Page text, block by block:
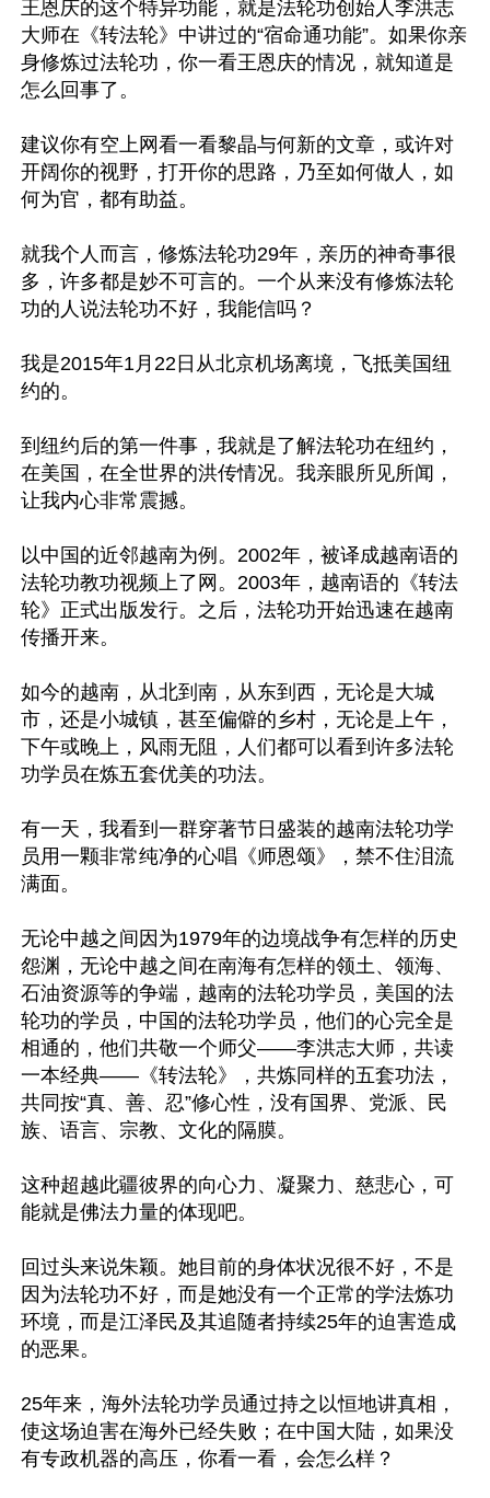
王恩庆的这个特异功能，就是法轮功创始人李洪志
大师在《转法轮》中讲过的“宿命通功能”。如果你亲
身修炼过法轮功，你一看王恩庆的情况，就知道是
怎么回事了。
建议你有空上网看一看黎晶与何新的文章，或许对
开阔你的视野，打开你的思路，乃至如何做人，如
何为官，都有助益。
就我个人而言，修炼法轮功29年，亲历的神奇事很
多，许多都是妙不可言的。一个从来没有修炼法轮
功的人说法轮功不好，我能信吗？
我是2015年1月22日从北京机场离境，飞抵美国纽
约的。
到纽约后的第一件事，我就是了解法轮功在纽约，
在美国，在全世界的洪传情况。我亲眼所见所闻，
让我内心非常震撼。
以中国的近邻越南为例。2002年，被译成越南语的
法轮功教功视频上了网。2003年，越南语的《转法
轮》正式出版发行。之后，法轮功开始迅速在越南
传播开来。
如今的越南，从北到南，从东到西，无论是大城
市，还是小城镇，甚至偏僻的乡村，无论是上午，
下午或晚上，风雨无阻，人们都可以看到许多法轮
功学员在炼五套优美的功法。
有一天，我看到一群穿著节日盛装的越南法轮功学
员用一颗非常纯净的心唱《师恩颂》，禁不住泪流
满面。
无论中越之间因为1979年的边境战争有怎样的历史
怨渊，无论中越之间在南海有怎样的领土、领海、
石油资源等的争端，越南的法轮功学员，美国的法
轮功的学员，中国的法轮功学员，他们的心完全是
相通的，他们共敬一个师父——李洪志大师，共读
一本经典——《转法轮》，共炼同样的五套功法，
共同按“真、善、忍”修心性，没有国界、党派、民
族、语言、宗教、文化的隔膜。
这种超越此疆彼界的向心力、凝聚力、慈悲心，可
能就是佛法力量的体现吧。
回过头来说朱颖。她目前的身体状况很不好，不是
因为法轮功不好，而是她没有一个正常的学法炼功
环境，而是江泽民及其追随者持续25年的迫害造成
的恶果。
25年来，海外法轮功学员通过持之以恒地讲真相，
使这场迫害在海外已经失败；在中国大陆，如果没
有专政机器的高压，你看一看，会怎么样？